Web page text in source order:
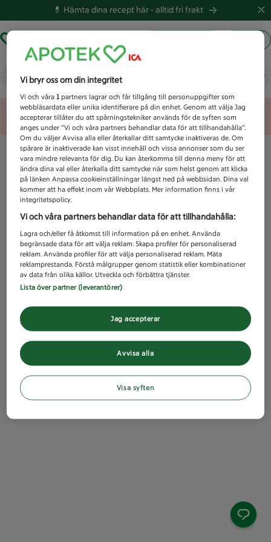
💊 Hämta dina recept här -alltid fri frakt
Vad letar du efter idag?
Unknown error
Vi bryr oss om din integritet
Vi och våra1 partners lagrar och får tillgång till personuppgifter som
webbläsardata eller unika identifierare på din enhet. Genom att välja Jag
accepterar tillåter du att spårningstekniker används för de syften som
anges under ”Vi och våra partners behandlar data för att tillhandahålla”.
Om du väljer Avvisa alla eller återkallar ditt samtycke inaktiveras de. Om
spårare är inaktiverade kan visst innehåll och vissa annonser som du ser
vara mindre relevanta för dig. Du kan återkomma till denna meny för att
ändra dina val eller återkalla ditt samtycke när som helst genom att klicka
på länken Anpassa cookieinställningar längst ned på webbsidan. Dina val
kommer att ha effekt inom vår Webbplats. Mer information finns i vår
integritetspolicy.
Vi och våra partners behandlar data för att tillhandahålla:
Lagra och/eller få åtkomst till information på en enhet. Använda
begränsade data för att välja reklam. Skapa profiler för personaliserad
reklam. Använda profiler för att välja personaliserad reklam. Mäta
reklamprestanda. Förstå målgrupper genom statistik eller kombinationer
av data från olika källor. Utveckla och förbättra tjänster.
Lista över partner (leverantörer)
Avvisa alla
Jag accepterar
Visa syften